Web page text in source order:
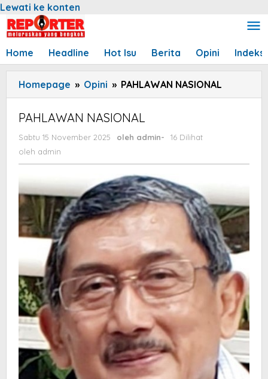
Lewati ke konten
Home Headline Hot Isu Berita Opini Indeks
Homepage » Opini » PAHLAWAN NASIONAL
PAHLAWAN NASIONAL
Sabtu 15 November 2025 oleh admin-
16 Dilihat
oleh admin